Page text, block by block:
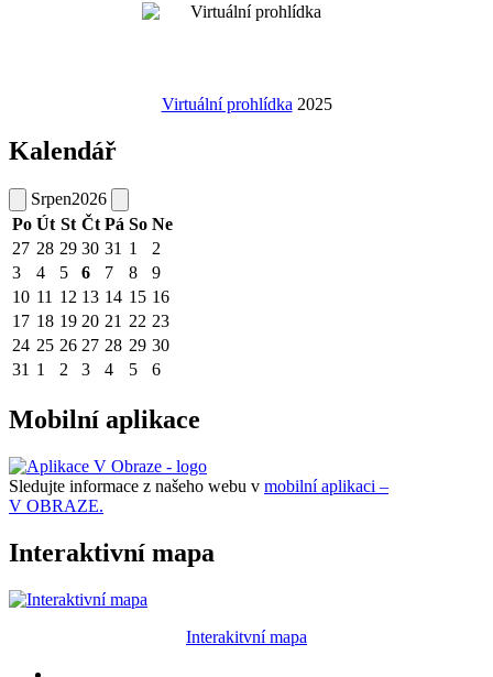
Virtuální prohlídka 2025
Kalendář
Srpen2026
Po Út St Čt Pá So Ne
27 28 29 30 31 1
2
3
4 5 6 7 8
9
10 11 12 13 14 15 16
17 18 19 20 21 22 23
24 25 26 27 28 29 30
31 1 2 3 4 5 6
Mobilní aplikace
Sledujte informace z našeho webu v mobilní aplikaci –
V OBRAZE.
Interaktivní mapa
Interakitvní mapa